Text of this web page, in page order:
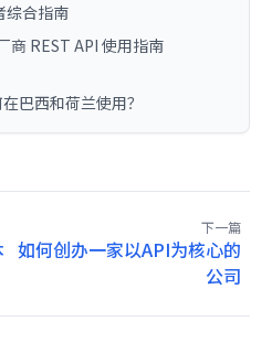
综合指南
商 REST API 使用指南
巴西和荷兰使用？
下一篇
如何创办一家以API为核心的
公司